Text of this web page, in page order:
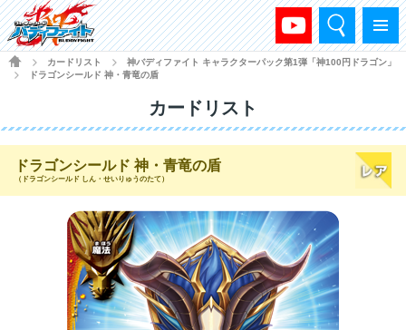
メニュー
検索
HOME
カードリスト
神バディファイト キャラクターパック第1弾「神100円ドラゴン」
ドラゴンシールド 神・青竜の盾
カードリスト
ドラゴンシールド 神・青竜の盾
（ドラゴンシールド しん・せいりゅうのたて）